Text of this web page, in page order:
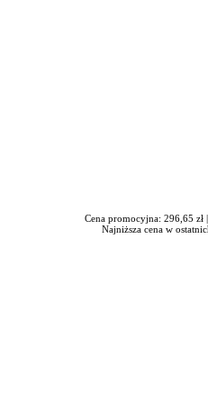
Cena promocyjna: 296,65 zł |
Najniższa cena w